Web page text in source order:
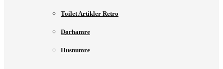
Toilet Artikler Retro
Dørhamre
Husnumre